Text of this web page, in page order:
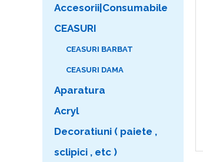
Accesorii|Consumabile
CEASURI
CEASURI BARBAT
CEASURI DAMA
Aparatura
Acryl
Decoratiuni ( paiete ,
sclipici , etc )